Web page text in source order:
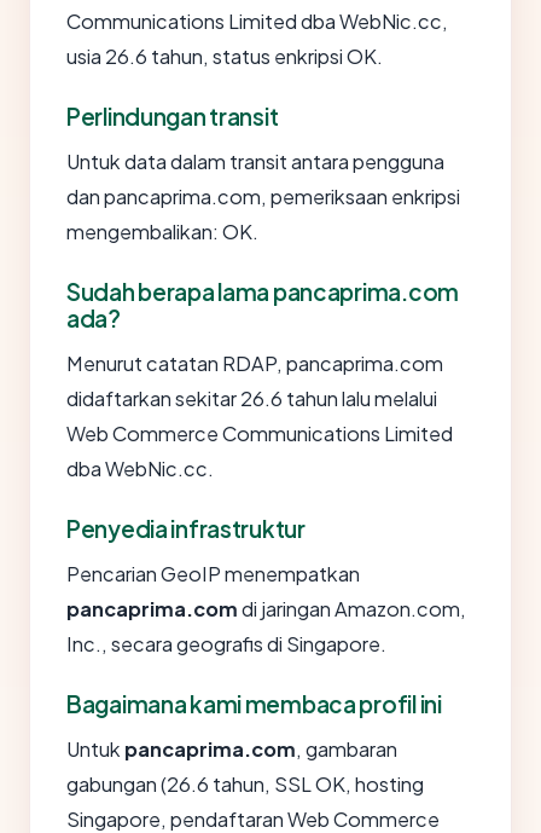
Communications Limited dba WebNic.cc,
usia 26.6 tahun, status enkripsi OK.
Perlindungan transit
Untuk data dalam transit antara pengguna
dan pancaprima.com, pemeriksaan enkripsi
mengembalikan: OK.
Sudah berapa lama pancaprima.com
ada?
Menurut catatan RDAP, pancaprima.com
didaftarkan sekitar 26.6 tahun lalu melalui
Web Commerce Communications Limited
dba WebNic.cc.
Penyedia infrastruktur
Pencarian GeoIP menempatkan
pancaprima.comdi jaringan Amazon.com,
Inc., secara geografis di Singapore.
Bagaimana kami membaca profil ini
Untuk pancaprima.com, gambaran
gabungan (26.6 tahun, SSL OK, hosting
Singapore, pendaftaran Web Commerce